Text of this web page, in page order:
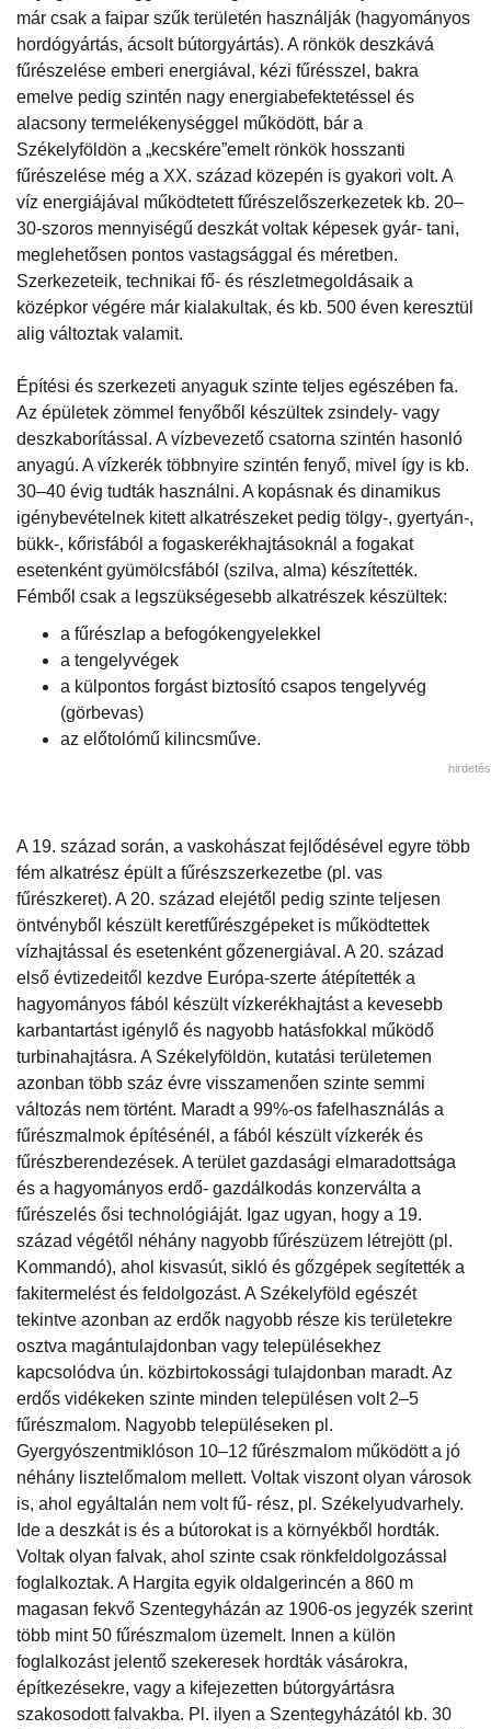
már csak a faipar szűk területén használják (hagyományos
hordógyártás, ácsolt bútorgyártás). A rönkök deszkává
fűrészelése emberi energiával, kézi fűrésszel, bakra
emelve pedig szintén nagy energiabefektetéssel és
alacsony termelékenységgel működött, bár a
Székelyföldön a „kecskére”emelt rönkök hosszanti
fűrészelése még a XX. század közepén is gyakori volt. A
víz energiájával működtetett fűrészelőszerkezetek kb. 20–
30-szoros mennyiségű deszkát voltak képesek gyár- tani,
meglehetősen pontos vastagsággal és méretben.
Szerkezeteik, technikai fő- és részletmegoldásaik a
középkor végére már kialakultak, és kb. 500 éven keresztül
alig változtak valamit.
Építési és szerkezeti anyaguk szinte teljes egészében fa.
Az épületek zömmel fenyőből készültek zsindely- vagy
deszkaborítással. A vízbevezető csatorna szintén hasonló
anyagú. A vízkerék többnyire szintén fenyő, mivel így is kb.
30–40 évig tudták használni. A kopásnak és dinamikus
igénybevételnek kitett alkatrészeket pedig tölgy-, gyertyán-,
bükk-, kőrisfából a fogaskerékhajtásoknál a fogakat
esetenként gyümölcsfából (szilva, alma) készítették.
Fémből csak a legszükségesebb alkatrészek készültek:
a fűrészlap a befogókengyelekkel
a tengelyvégek
a külpontos forgást biztosító csapos tengelyvég
(görbevas)
az előtolómű kilincsműve.
hirdetés
A 19. század során, a vaskohászat fejlődésével egyre több
fém alkatrész épült a fűrészszerkezetbe (pl. vas
fűrészkeret). A 20. század elejétől pedig szinte teljesen
öntvényből készült keretfűrészgépeket is működtettek
vízhajtással és esetenként gőzenergiával. A 20. század
első évtizedeitől kezdve Európa-szerte átépítették a
hagyományos fából készült vízkerékhajtást a kevesebb
karbantartást igénylő és nagyobb hatásfokkal működő
turbinahajtásra. A Székelyföldön, kutatási területemen
azonban több száz évre visszamenően szinte semmi
változás nem történt. Maradt a 99%-os fafelhasználás a
fűrészmalmok építésénél, a fából készült vízkerék és
fűrészberendezések. A terület gazdasági elmaradottsága
és a hagyományos erdő- gazdálkodás konzerválta a
fűrészelés ősi technológiáját. Igaz ugyan, hogy a 19.
század végétől néhány nagyobb fűrészüzem létrejött (pl.
Kommandó), ahol kisvasút, sikló és gőzgépek segítették a
fakitermelést és feldolgozást. A Székelyföld egészét
tekintve azonban az erdők nagyobb része kis területekre
osztva magántulajdonban vagy településekhez
kapcsolódva ún. közbirtokossági tulajdonban maradt. Az
erdős vidékeken szinte minden településen volt 2–5
fűrészmalom. Nagyobb településeken pl.
Gyergyószentmiklóson 10–12 fűrészmalom működött a jó
néhány lisztelőmalom mellett. Voltak viszont olyan városok
is, ahol egyáltalán nem volt fű- rész, pl. Székelyudvarhely.
Ide a deszkát is és a bútorokat is a környékből hordták.
Voltak olyan falvak, ahol szinte csak rönkfeldolgozással
foglalkoztak. A Hargita egyik oldalgerincén a 860 m
magasan fekvő Szentegyházán az 1906-os jegyzék szerint
több mint 50 fűrészmalom üzemelt. Innen a külön
foglalkozást jelentő szekeresek hordták vásárokra,
építkezésekre, vagy a kifejezetten bútorgyártásra
szakosodott falvakba. Pl. ilyen a Szentegyházától kb. 30